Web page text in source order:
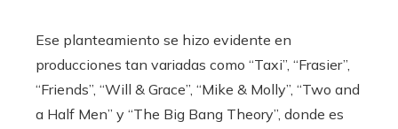
Ese planteamiento se hizo evidente en
producciones tan variadas como “Taxi”, “Frasier”,
“Friends”, “Will & Grace”, “Mike & Molly”, “Two and
a Half Men” y “The Big Bang Theory”, donde es